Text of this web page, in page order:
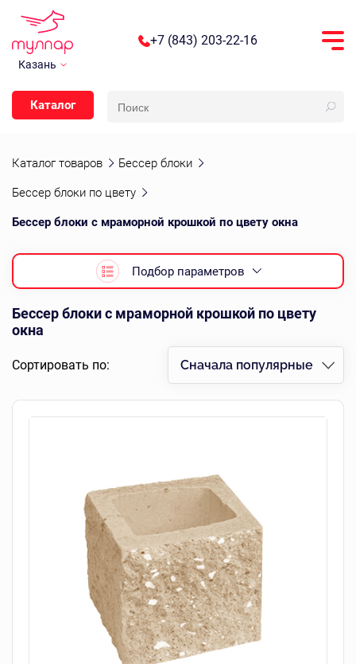
Казань
+7 (843) 203-22-16
Каталог
Каталог товаров Бессер блоки
Бессер блоки по цвету
Бессер блоки с мраморной крошкой по цвету окна
Подбор параметров
Бессер блоки с мраморной крошкой по цвету
окна
Сортировать по: Сначала популярные